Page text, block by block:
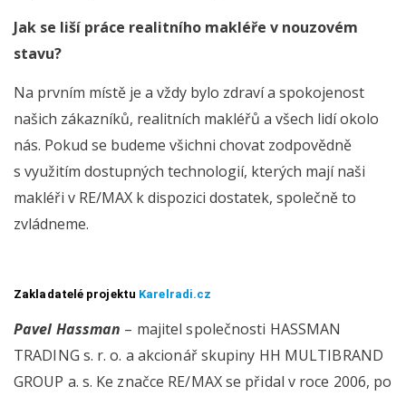
Jak se liší práce realitního makléře v nouzovém
stavu?
Na prvním místě je a vždy bylo zdraví a spokojenost
našich zákazníků, realitních makléřů a všech lidí okolo
nás. Pokud se budeme všichni chovat zodpovědně
s využitím dostupných technologií, kterých mají naši
makléři v RE/MAX k dispozici dostatek, společně to
zvládneme.
Zakladatelé projektu Karelradi.cz
Pavel Hassman – majitel společnosti HASSMAN
TRADING s. r. o. a akcionář skupiny HH MULTIBRAND
GROUP a. s. Ke značce RE/MAX se přidal v roce 2006, po